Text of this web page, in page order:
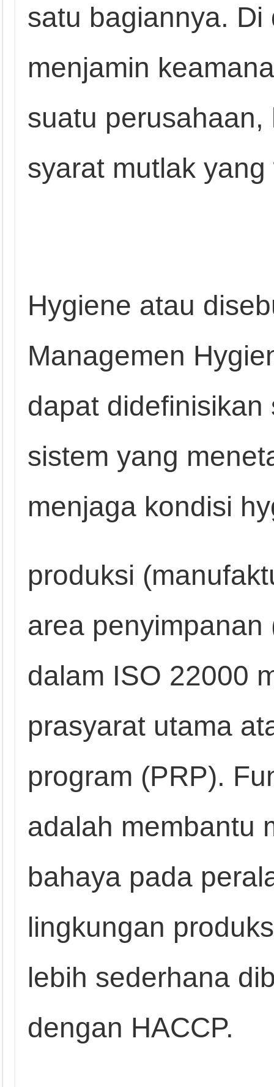
satu bagiannya.
menjamin
suatu
syarat mutlak
Hygiene atau
Managemen
dapat
sistem yang
menjaga kondisi
produksi
area
dalam ISO 22000
prasyarat utama
program (PRP).
adalah membantu
bahaya pada
lingkungan
lebih sederhana
dengan HACCP.